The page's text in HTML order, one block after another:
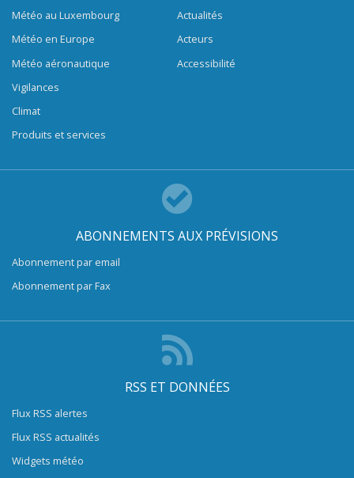
Météo au Luxembourg
Météo en Europe
Météo aéronautique
Vigilances
Climat
Produits et services
Actualités
Acteurs
Accessibilité
ABONNEMENTS AUX PRÉVISIONS
Abonnement par email
Abonnement par Fax
RSS ET DONNÉES
Flux RSS alertes
Flux RSS actualités
Widgets météo